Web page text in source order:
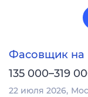
Фасовщик на
135 000–319
22 июля 2026